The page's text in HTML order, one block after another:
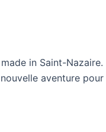
in Saint-
aventure